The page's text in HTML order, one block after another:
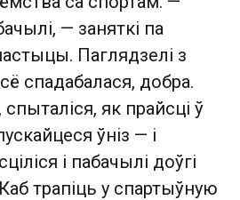
— заняткі па
Паглядзелі з
спадабалася, добра.
як прайсці ў
ўніз — і
і пабачылі доўгі
трапіць у спартыўную